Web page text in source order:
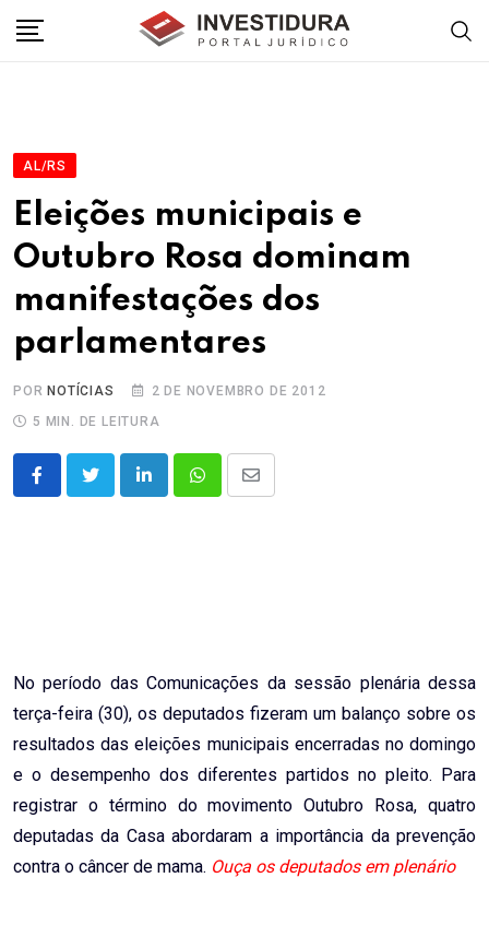
AL/RS
Eleições municipais e
Outubro Rosa dominam
manifestações dos
parlamentares
POR NOTÍCIAS
2 DE NOVEMBRO DE 2012
5 MIN. DE LEITURA
LinkedInWhatsappShare
No período das Comunicações da sessão plenária dessa
terça-feira (30), os deputados fizeram um balanço sobre os
resultados das eleições municipais encerradas no domingo
e o desempenho dos diferentes partidos no pleito. Para
registrar o término do movimento Outubro Rosa, quatro
deputadas da Casa abordaram a importância da prevenção
contra o câncer de mama. Ouça os deputados em plenário